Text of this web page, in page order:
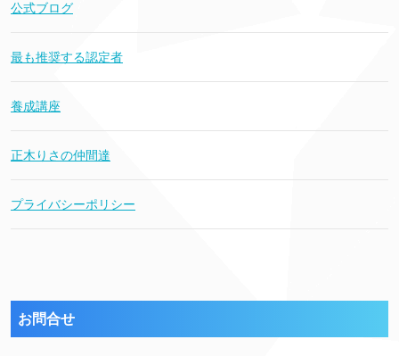
公式ブログ
最も推奨する認定者
養成講座
正木りさの仲間達
プライバシーポリシー
お問合せ